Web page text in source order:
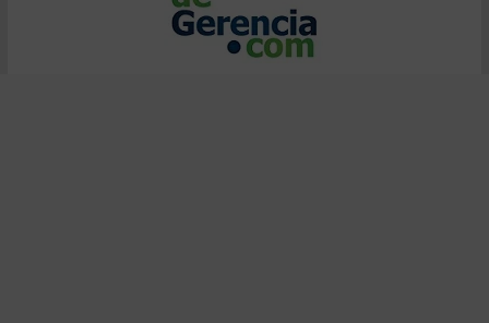
Mercado hispano de EE. UU.: cómo segmentarlo y venderle